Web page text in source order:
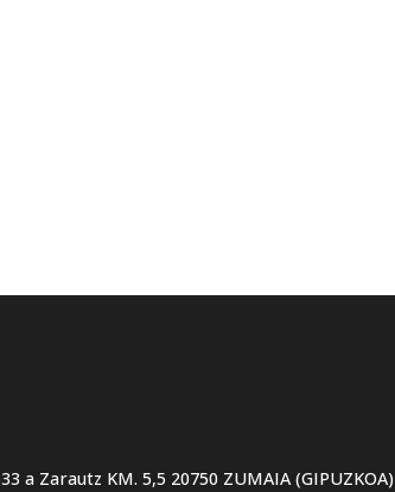
a Zarautz KM. 5,5 20750 ZUMAIA (GIPUZKOA)